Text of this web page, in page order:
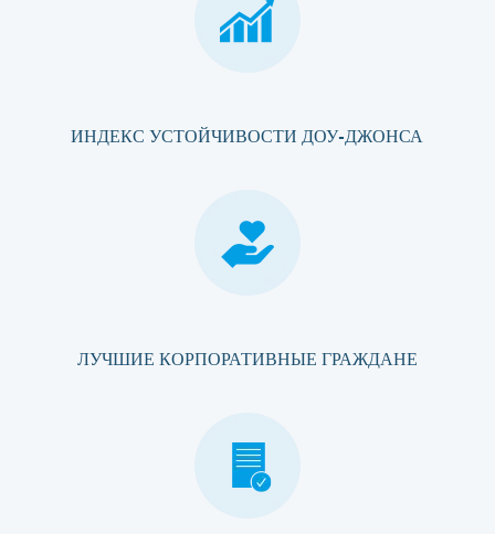
ИНДЕКС УСТОЙЧИВОСТИ ДОУ-ДЖОНСА
ЛУЧШИЕ КОРПОРАТИВНЫЕ ГРАЖДАНЕ